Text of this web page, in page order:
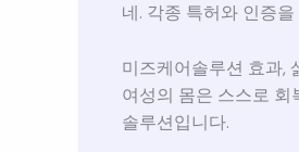
네. 각종 특허와 인증
미즈케어솔루션 효과,
여성의 몸은 스스로
솔루션입니다.